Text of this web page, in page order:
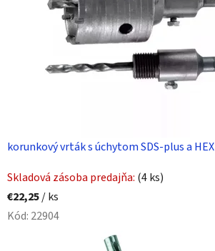
korunkový vrták s úchytom SDS-plus a HEX
Skladová zásoba predajňa: (4 ks)
€22,25/ ks
Kód: 22904